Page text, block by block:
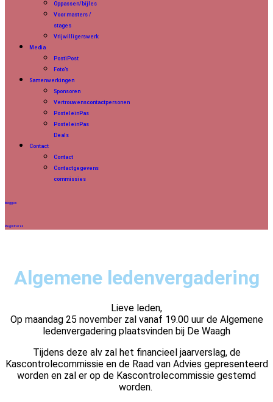
Oppassen/bijles
Voor masters /
stages
Vrijwilligerswerk
Media
PostiPost
Foto’s
Samenwerkingen
Sponsoren
Vertrouwenscontactpersonen
PosteleinPas
PosteleinPas
Deals
Contact
Contact
Contactgegevens
commissies
Inloggen
Registreren
Algemene ledenvergadering
Lieve leden,
Op maandag 25 november zal vanaf 19.00 uur de Algemene
ledenvergadering plaatsvinden bij De Waagh
Tijdens deze alv zal het financieel jaarverslag, de
Kascontrolecommissie en de Raad van Advies gepresenteerd
worden en zal er op de Kascontrolecommissie gestemd
worden.